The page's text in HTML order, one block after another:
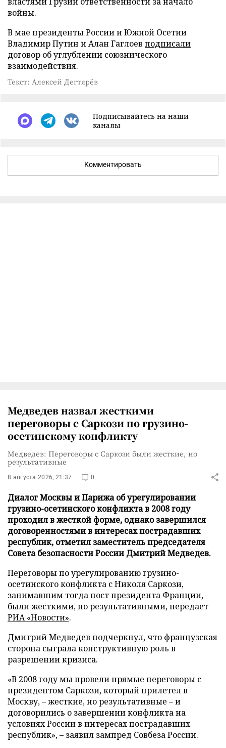
войны.
В мае президенты России и Южной Осетии
Владимир Путин и Алан Гаглоев подписали
договор об углублении союзнического
взаимодействия.
Текст: Алексей Дегтярёв
Подписывайтесь на наши
каналы
Комментировать
Медведев назвал жесткими
переговоры с Саркози по грузино-
осетинскому конфликту
Медведев: Переговоры с Саркози были жесткие, но
результативные
8 августа 2026, 21:37 0
Диалог Москвы и Парижа об урегулировании
грузино-осетинского конфликта в 2008 году
проходил в жесткой форме, однако завершился
договоренностями в интересах пострадавших
республик, отметил заместитель председателя
Совета безопасности России Дмитрий Медведев.
Переговоры по урегулированию грузино-
осетинского конфликта с Николя Саркози,
занимавшим тогда пост президента Франции,
были жесткими, но результативными, передает
РИА «Новости».
Дмитрий Медведев подчеркнул, что французская
сторона сыграла конструктивную роль в
разрешении кризиса.
«В 2008 году мы провели прямые переговоры с
президентом Саркози, который прилетел в
Москву, – жесткие, но результативные – и
договорились о завершении конфликта на
условиях России в интересах пострадавших
республик», – заявил зампред Совбеза России.